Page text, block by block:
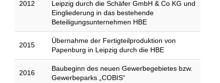
2012
Leipzig durch die Schäfer GmbH & Co KG und
Eingliederung in das bestehende
Beteiligungsunternehmen HBE
2015
Übernahme der Fertigteilproduktion von
Papenburg in Leipzig durch die HBE
2016
Baubeginn des neuen Gewerbegebietes bzw.
Gewerbeparks „COBIS“